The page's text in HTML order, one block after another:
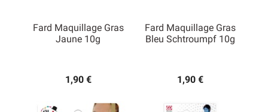
Fard Maquillage Gras
Jaune 10g
1,90 €
Fard Maquillage Gras
Bleu Schtroumpf 10g
1,90 €